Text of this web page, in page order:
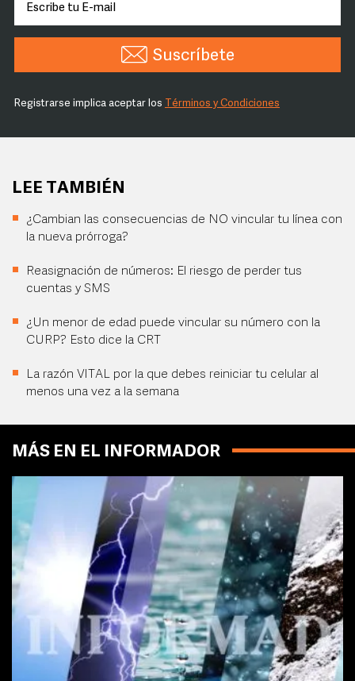
Suscríbete
Registrarse implica aceptar los Términos y Condiciones
LEE TAMBIÉN
¿Cambian las consecuencias de NO vincular tu línea con
la nueva prórroga?
Reasignación de números: El riesgo de perder tus
cuentas y SMS
¿Un menor de edad puede vincular su número con la
CURP? Esto dice la CRT
La razón VITAL por la que debes reiniciar tu celular al
menos una vez a la semana
MÁS EN EL INFORMADOR